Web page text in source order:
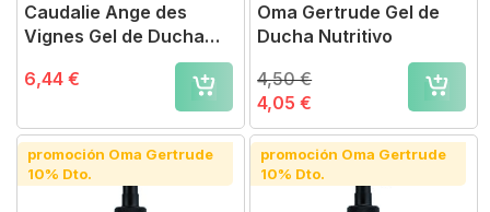
Caudalie Ange des
Vignes Gel de Ducha
6,44 €
Oma Gertrude Gel de
Ducha Nutritivo
4,05 €
4,50 €
promoción Oma Gertrude
10% Dto.
promoción Oma Gertrude
10% Dto.